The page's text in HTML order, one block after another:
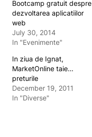
Bootcamp gratuit despre
dezvoltarea aplicatiilor
web
July 30, 2014
In "Evenimente"
In ziua de Ignat,
MarketOnline taie…
preturile
December 19, 2011
In "Diverse"